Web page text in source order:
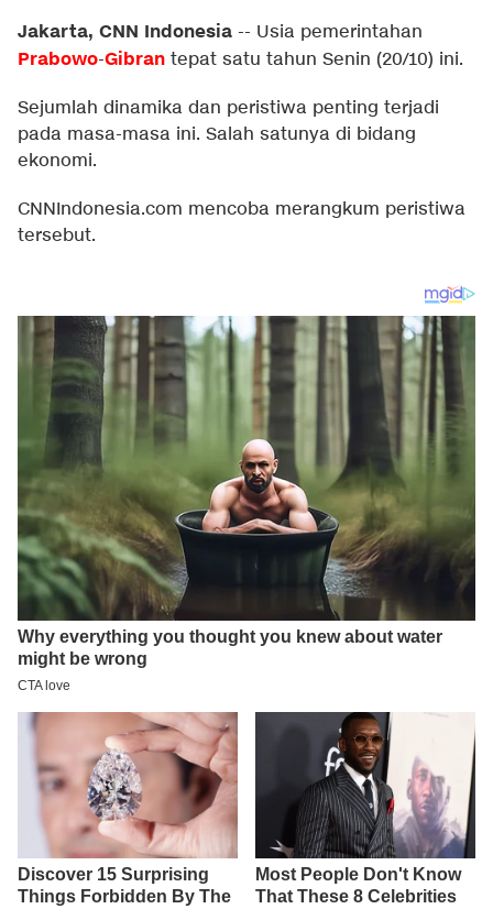
Jakarta, CNN Indonesia -- Usia pemerintahan
Prabowo-Gibran tepat satu tahun Senin (20/10) ini.
Sejumlah dinamika dan peristiwa penting terjadi
pada masa-masa ini. Salah satunya di bidang
ekonomi.
CNNIndonesia.com mencoba merangkum peristiwa
tersebut.